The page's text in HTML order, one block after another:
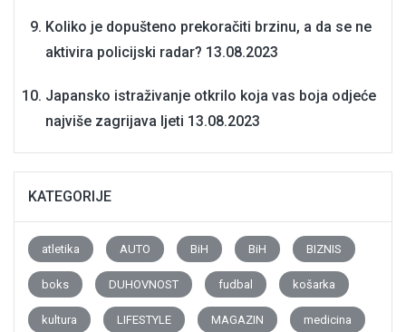
Koliko je dopušteno prekoračiti brzinu, a da se ne
aktivira policijski radar? 13.08.2023
Japansko istraživanje otkrilo koja vas boja odjeće
najviše zagrijava ljeti 13.08.2023
KATEGORIJE
atletika AUTO BiH BiH BIZNIS
boks DUHOVNOST fudbal košarka
kultura LIFESTYLE MAGAZIN medicina